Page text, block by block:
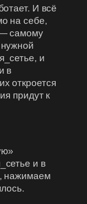
И всё
на себе,
— самому
и
в
откроется
придут к
и в
нажимаем